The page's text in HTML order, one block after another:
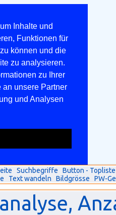
Inhalte und
Funktionen für
können und die
zu analysieren.
zu Ihrer
an unsere Partner
und Analysen
Suchbegriffe
Button - Topliste
Text wandeln Bildgrösse PW-